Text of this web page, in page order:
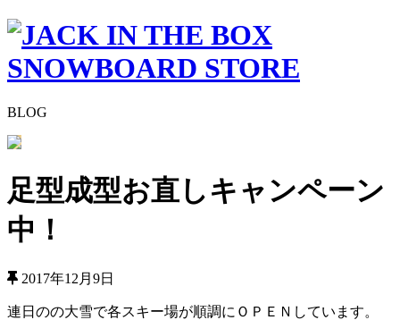
BLOG
足型成型お直しキャンペーン
中！
2017年12月9日
連日のの大雪で各スキー場が順調にＯＰＥＮしています。